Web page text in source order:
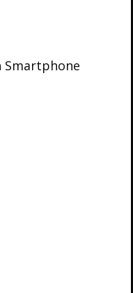
Smartphone